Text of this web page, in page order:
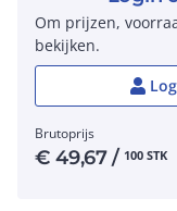
Om prijzen,
bekijken.
Brutoprijs
€49,67/ 100 STK